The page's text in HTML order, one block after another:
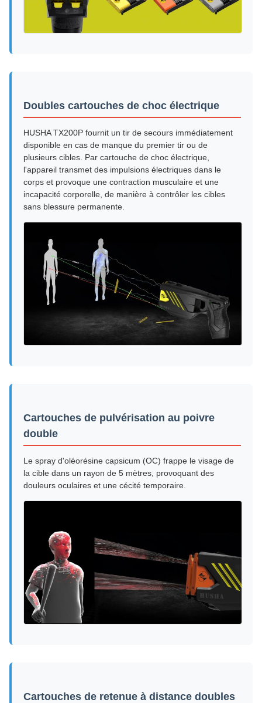
Doubles cartouches de choc électrique
HUSHA TX200P fournit un tir de secours immédiatement
disponible en cas de manque du premier tir ou de
plusieurs cibles. Par cartouche de choc électrique,
l'appareil transmet des impulsions électriques dans le
corps et provoque une contraction musculaire et une
incapacité corporelle, de manière à contrôler les cibles
sans blessure permanente.
Cartouches de pulvérisation au poivre
double
Le spray d'oléorésine capsicum (OC) frappe le visage de
la cible dans un rayon de 5 mètres, provoquant des
douleurs oculaires et une cécité temporaire.
Cartouches de retenue à distance doubles